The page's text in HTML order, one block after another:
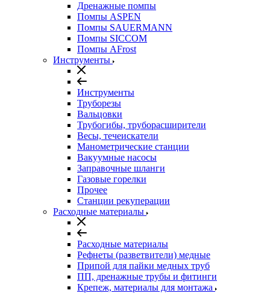
Дренажные помпы
Помпы ASPEN
Помпы SAUERMANN
Помпы SICCOM
Помпы AFrost
Инструменты
Инструменты
Труборезы
Вальцовки
Трубогибы, труборасширители
Весы, течеискатели
Манометрические станции
Вакуумные насосы
Заправочные шланги
Газовые горелки
Прочее
Станции рекуперации
Расходные материалы
Расходные материалы
Рефнеты (разветвители) медные
Припой для пайки медных труб
ПП, дренажные трубы и фитинги
Крепеж, материалы для монтажа